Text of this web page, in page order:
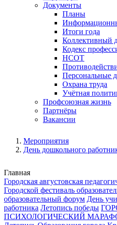
Документы
Планы
Итоги года
Коллективный
Кодекс
НСОТ
Персональные
Охрана труда
Учётная
Профсоюзная жизнь
Партнёры
Вакансии
Мероприятия
День дошкольного
Главная
Городская августовская
Городской фестиваль
образовательный форум День
работника Летопись победы
ПСИХОЛОГИЧЕСКИЙ